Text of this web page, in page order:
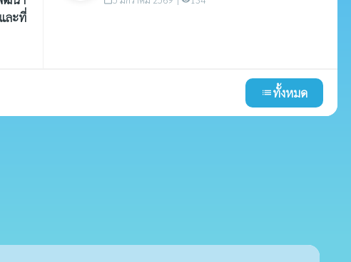
ละที่
listทั้งหมด